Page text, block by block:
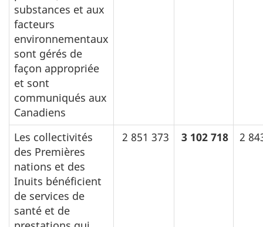
substances et aux
facteurs
environnementaux
sont gérés de
façon appropriée
et sont
communiqués aux
Canadiens
Les collectivités
des Premières
nations et des
Inuits bénéficient
de services de
santé et de
2 851 373 3 102 718 2